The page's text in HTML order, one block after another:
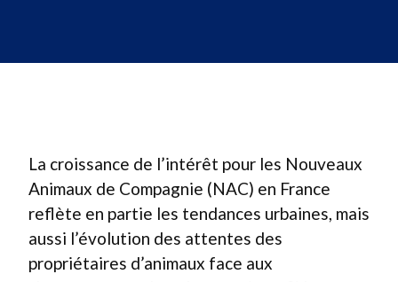
La croissance de l’intérêt pour les Nouveaux
Animaux de Compagnie (NAC) en France
reflète en partie les tendances urbaines, mais
aussi l’évolution des attentes des
propriétaires d’animaux face aux